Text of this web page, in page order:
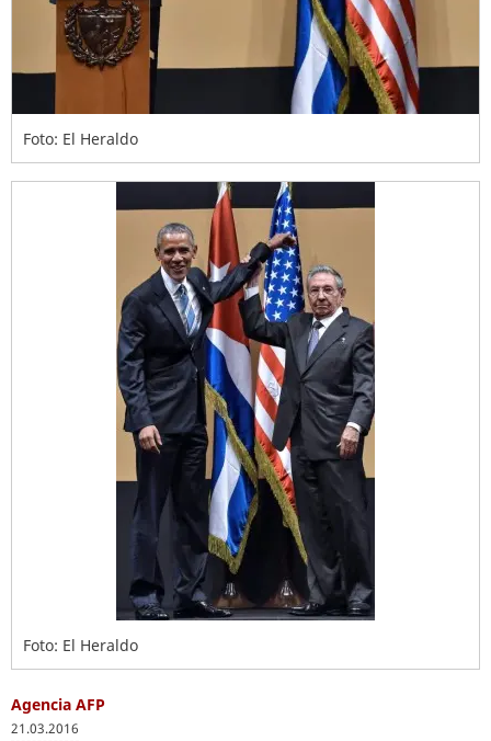
Foto: El Heraldo
Foto: El Heraldo
Agencia AFP
21.03.2016